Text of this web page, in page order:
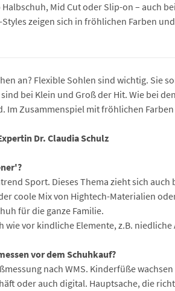
Mid Cut oder Slip-on – auch
zeigen sich in fröhlichen Farben
an? Flexible Sohlen sind wichtig.
bei Klein und Groß der Hit. Wie bei
Im Zusammenspiel mit fröhlichen
Dr. Claudia Schulz
Sport. Dieses Thema zieht sich
coole Mix von Hightech-Materialien
für die ganze Familie.
wie vor kindliche Elemente, z.B.
vor dem Schuhkauf?
nach WMS. Kinderfüße
oder auch digital. Hauptsache, die